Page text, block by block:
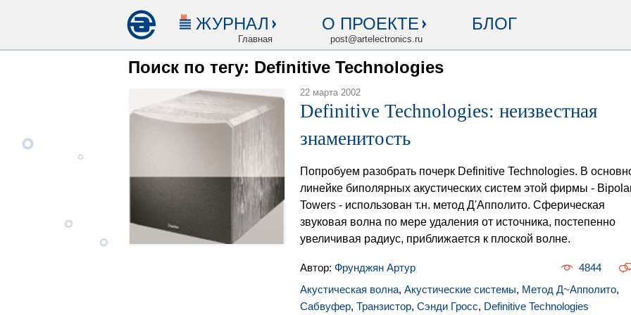
ЖУРНАЛ
Главная
О ПРОЕКТЕ
post@artelectronics.ru
БЛОГ
Поиск по тегу: Definitive Technologies
22 марта 2002
Definitive Technologies: неизвестная
знаменитость
Попробуем разобрать почерк Definitive Technologies. В
линейке биполярных акустических систем этой фирмы -
Towers - использован т.н. метод Д'Апполито. Сферическая
звуковая волна по мере удаления от источника, постепенно
увеличивая радиус, приближается к плоской волне.
Автор: Фрунджян Артур
4844
Акустическая волна, Акустические системы, Метод Д~Апполито,
Сабвуфер, Транзистор, Сэнди Гросс, Definitive Technologies